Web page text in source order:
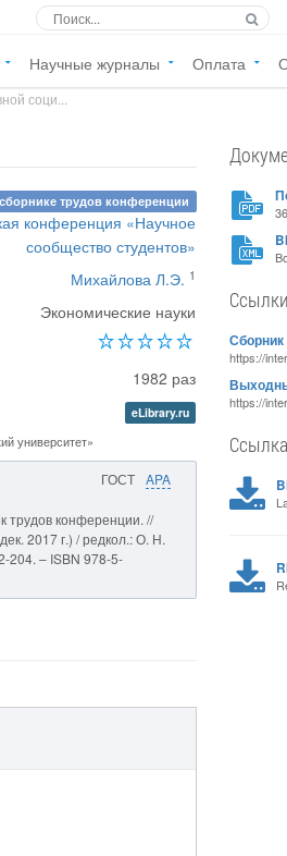
Научные журналы Оплата
соци...
трудов конференции
конференция «Научное
сообщество студентов»
Михайлова Л.Э. 1
Экономические науки
1982 раз
eLibrary.ru
университет»
ГОСТ APA
трудов конференции. //
2017 г.) / редкол.: О. Н.
204. – ISBN 978-5-
Ссылки
Сборник
https://
https://